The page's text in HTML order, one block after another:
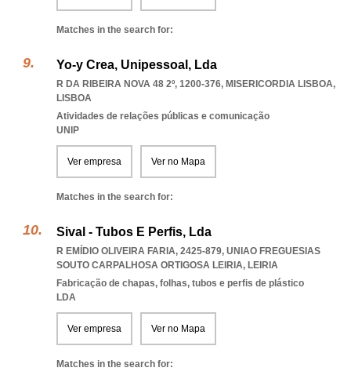
Matches in the search for:
Yo-y Crea, Unipessoal, Lda
R DA RIBEIRA NOVA 48 2º, 1200-376, MISERICORDIA LISBOA,
LISBOA
Atividades de relações públicas e comunicação
UNIP
Ver empresa Ver no Mapa
Matches in the search for:
Sival - Tubos E Perfis, Lda
R EMÍDIO OLIVEIRA FARIA, 2425-879, UNIAO FREGUESIAS
SOUTO CARPALHOSA ORTIGOSA LEIRIA, LEIRIA
Fabricação de chapas, folhas, tubos e perfis de plástico
LDA
Ver empresa Ver no Mapa
Matches in the search for: